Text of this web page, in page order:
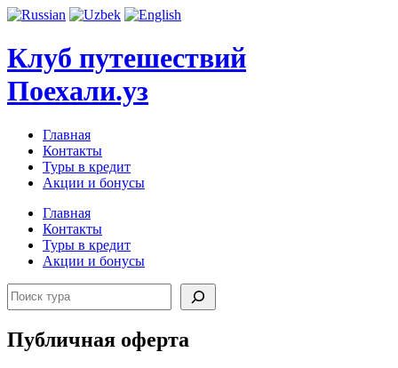
Перейти
содержимому
Клуб путешествий
Поехали.уз
Главная
Контакты
Туры в кредит
Акции и бонусы
Главная
Контакты
Туры в кредит
Акции и бонусы
Поиск
Публичная оферта